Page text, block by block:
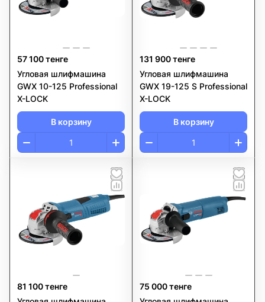
57 100 тенге
Угловая шлифмашина
GWX 10-125 Professional
X-LOCK
В корзину
131 900 тенге
Угловая шлифмашина
GWX 19-125 S Professional
X-LOCK
В корзину
81 100 тенге
75 000 тенге